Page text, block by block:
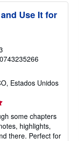
Use It for
Estados Unidos
some chapters
highlights,
there. Perfect for